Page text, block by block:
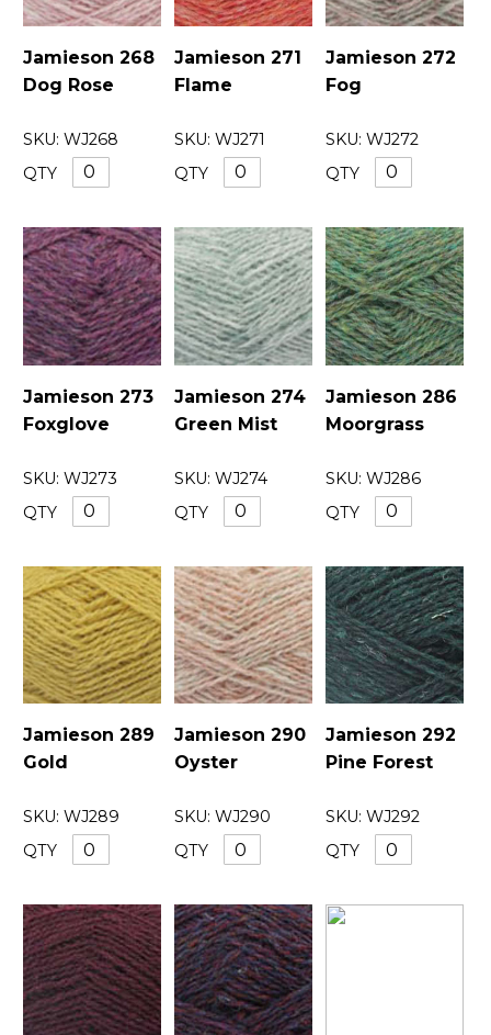
Jamieson 268
Dog Rose
SKU: WJ268
QTY
Jamieson 271
Flame
SKU: WJ271
QTY
Jamieson 272
Fog
SKU: WJ272
QTY
Jamieson 273
Foxglove
SKU: WJ273
QTY
Jamieson 274
Green Mist
SKU: WJ274
QTY
Jamieson 286
Moorgrass
SKU: WJ286
QTY
Jamieson 289
Gold
SKU: WJ289
QTY
Jamieson 290
Oyster
SKU: WJ290
QTY
Jamieson 292
Pine Forest
SKU: WJ292
QTY